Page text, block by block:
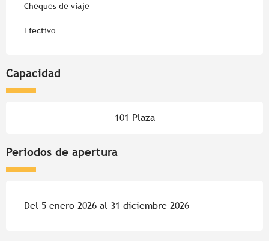
Cheques de viaje
Efectivo
Capacidad
101 Plaza
Periodos de apertura
Del 5 enero 2026 al 31 diciembre 2026